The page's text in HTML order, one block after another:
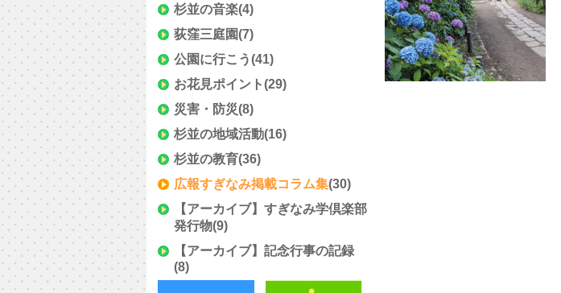
杉並の音楽(4)
荻窪三庭園(7)
公園に行こう(41)
お花見ポイント(29)
災害・防災(8)
杉並の地域活動(16)
杉並の教育(36)
広報すぎなみ掲載コラム集(30)
【アーカイブ】すぎなみ学倶楽部
発行物(9)
【アーカイブ】記念行事の記録
(8)